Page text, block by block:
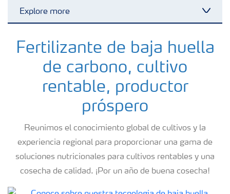
Explore more
Fertilizantes con baja Huella de Carbono
Fertilizantes
Portafolio de Agricultura Digital
Almacenaje y manejo de fertilizantes
Soluciones por cultivos
Fertilizante de baja huella
de carbono, cultivo
rentable, productor
próspero
Reunimos el conocimiento global de cultivos y la
experiencia regional para proporcionar una gama de
soluciones nutricionales para cultivos rentables y una
cosecha de calidad. ¡Por un año de buena cosecha!